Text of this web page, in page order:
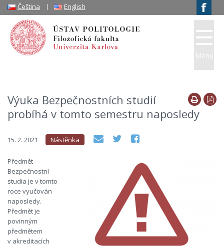
Výuka Bezpečnostních studií
probíhá v tomto semestru naposledy
15. 2. 2021 Nástěnka
Předmět
Bezpečnostní
studia je v tomto
roce vyučován
naposledy.
Předmět je
povinným
předmětem
v akreditacích
Menu
Čeština English